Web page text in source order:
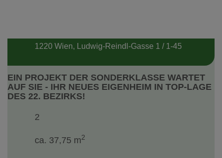
EIN PROJEKT DER SONDERKLASSE WARTET
AUF SIE - IHR NEUES EIGENHEIM IN TOP-LAGE
DES 22. BEZIRKS!
1220 Wien, Ludwig-Reindl-Gasse 1 / 1-45
2
ca. 37,75 m2